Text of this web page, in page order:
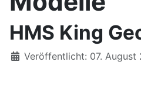
HMS King
Details
Veröffentlicht: 07. August